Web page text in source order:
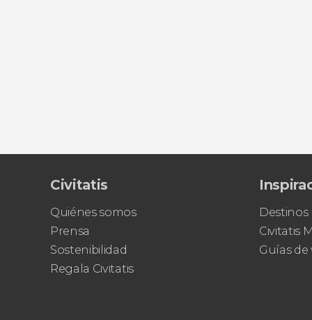
Civitatis
Quiénes somos
Prensa
Sostenibilidad
Regala Civitatis
Destinos
Civitatis
Guías de